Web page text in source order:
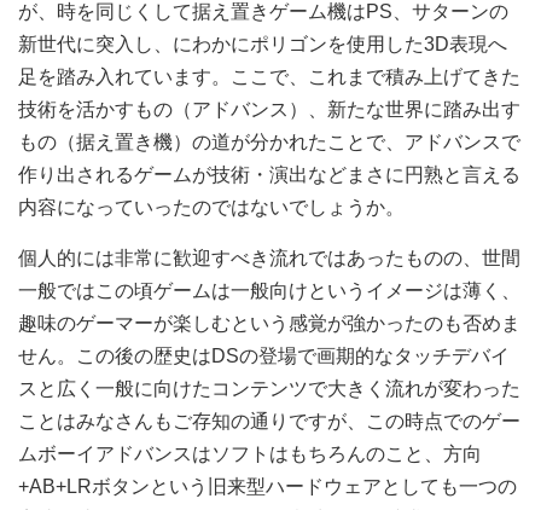
が、時を同じくして据え置きゲーム機はPS、サターンの
新世代に突入し、にわかにポリゴンを使用した3D表現へ
足を踏み入れています。ここで、これまで積み上げてきた
技術を活かすもの（アドバンス）、新たな世界に踏み出す
もの（据え置き機）の道が分かれたことで、アドバンスで
作り出されるゲームが技術・演出などまさに円熟と言える
内容になっていったのではないでしょうか。
個人的には非常に歓迎すべき流れではあったものの、世間
一般ではこの頃ゲームは一般向けというイメージは薄く、
趣味のゲーマーが楽しむという感覚が強かったのも否めま
せん。この後の歴史はDSの登場で画期的なタッチデバイ
スと広く一般に向けたコンテンツで大きく流れが変わった
ことはみなさんもご存知の通りですが、この時点でのゲー
ムボーイアドバンスはソフトはもちろんのこと、方向
+AB+LRボタンという旧来型ハードウェアとしても一つの